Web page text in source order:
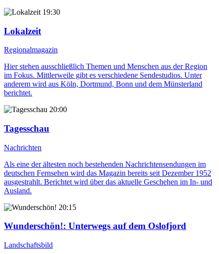
19:30
Lokalzeit
Regionalmagazin
Hier stehen ausschließlich Themen und Menschen aus der Region
im Fokus. Mittlerweile gibt es verschiedene Sendestudios. Unter
anderem wird aus Köln, Dortmund, Bonn und dem Münsterland
berichtet.
20:00
Tagesschau
Nachrichten
Als eine der ältesten noch bestehenden Nachrichtensendungen im
deutschen Fernsehen wird das Magazin bereits seit Dezember 1952
ausgestrahlt. Berichtet wird über das aktuelle Geschehen im In- und
Ausland.
20:15
Wunderschön!: Unterwegs auf dem Oslofjord
Landschaftsbild